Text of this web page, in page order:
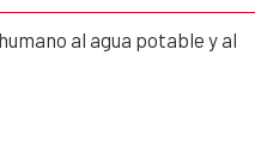
al agua potable y al